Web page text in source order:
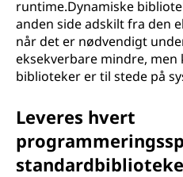
runtime.Dynamiske
anden side adskilt fra den
når det er nødvendigt
eksekverbare mindre,
biblioteker er til stede på
Leveres hvert